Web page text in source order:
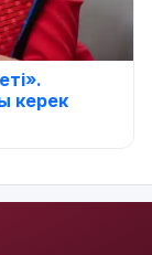
керек